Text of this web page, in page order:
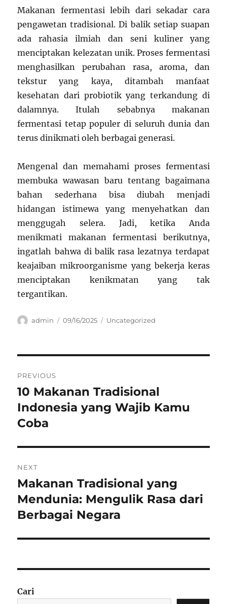
Makanan fermentasi lebih dari sekadar cara
pengawetan tradisional. Di balik setiap suapan
ada rahasia ilmiah dan seni kuliner yang
menciptakan kelezatan unik. Proses fermentasi
menghasilkan perubahan rasa, aroma, dan
tekstur yang kaya, ditambah manfaat
kesehatan dari probiotik yang terkandung di
dalamnya. Itulah sebabnya makanan
fermentasi tetap populer di seluruh dunia dan
terus dinikmati oleh berbagai generasi.
Mengenal dan memahami proses fermentasi
membuka wawasan baru tentang bagaimana
bahan sederhana bisa diubah menjadi
hidangan istimewa yang menyehatkan dan
menggugah selera. Jadi, ketika Anda
menikmati makanan fermentasi berikutnya,
ingatlah bahwa di balik rasa lezatnya terdapat
keajaiban mikroorganisme yang bekerja keras
menciptakan kenikmatan yang tak
tergantikan.
Author
admin
Posted
09/16/2025 Categories
Uncategorized
pos
PREVIOUS
Previous
post:
10 Makanan Tradisional
Indonesia yang Wajib Kamu
Coba
NEXT
Next
post:
Makanan Tradisional yang
Mendunia: Mengulik Rasa dari
Berbagai Negara
Cari